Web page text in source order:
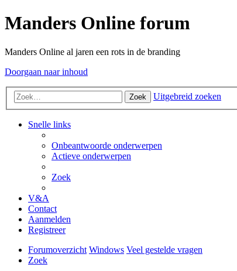
Manders Online forum
Manders Online al jaren een rots in de branding
Doorgaan naar inhoud
Zoek Uitgebreid zoeken
Snelle links
Onbeantwoorde onderwerpen
Actieve onderwerpen
Zoek
V&A
Contact
Aanmelden
Registreer
Forumoverzicht Windows Veel gestelde vragen
Zoek